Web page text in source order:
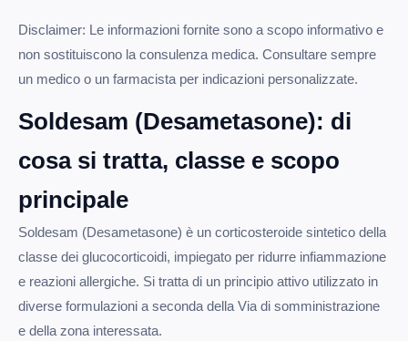
Disclaimer: Le informazioni fornite sono a scopo informativo e
non sostituiscono la consulenza medica. Consultare sempre
un medico o un farmacista per indicazioni personalizzate.
Soldesam (Desametasone): di
cosa si tratta, classe e scopo
principale
Soldesam (Desametasone) è un corticosteroide sintetico della
classe dei glucocorticoidi, impiegato per ridurre infiammazione
e reazioni allergiche. Si tratta di un principio attivo utilizzato in
diverse formulazioni a seconda della Via di somministrazione
e della zona interessata.